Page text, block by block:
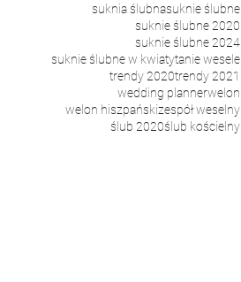
suknia ślubnasuknie ślubne
suknie ślubne 2020
suknie ślubne 2024
suknie ślubne w kwiatytanie wesele
trendy 2020trendy 2021
wedding plannerwelon
welon hiszpańskizespół weselny
ślub 2020ślub kościelny